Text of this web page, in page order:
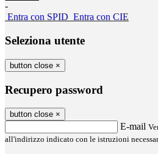
-
Entra con SPID Entra con CIE
Seleziona utente
button close ×
Recupero password
button close ×
E-mail
all'indirizzo indicato con le istruzioni